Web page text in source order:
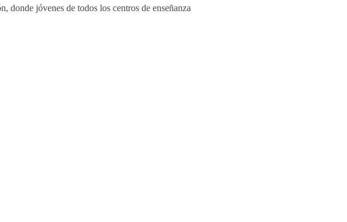
donde jóvenes de todos los centros de enseñanza